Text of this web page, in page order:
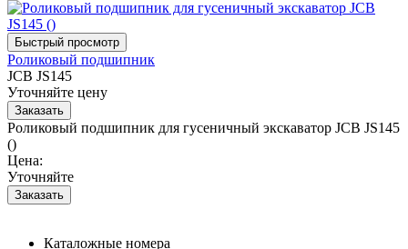
Роликовый подшипник
JCB JS145
Уточняйте цену
Роликовый подшипник для гусеничный экскаватор JCB JS145
()
Цена:
Уточняйте
Каталожные номера